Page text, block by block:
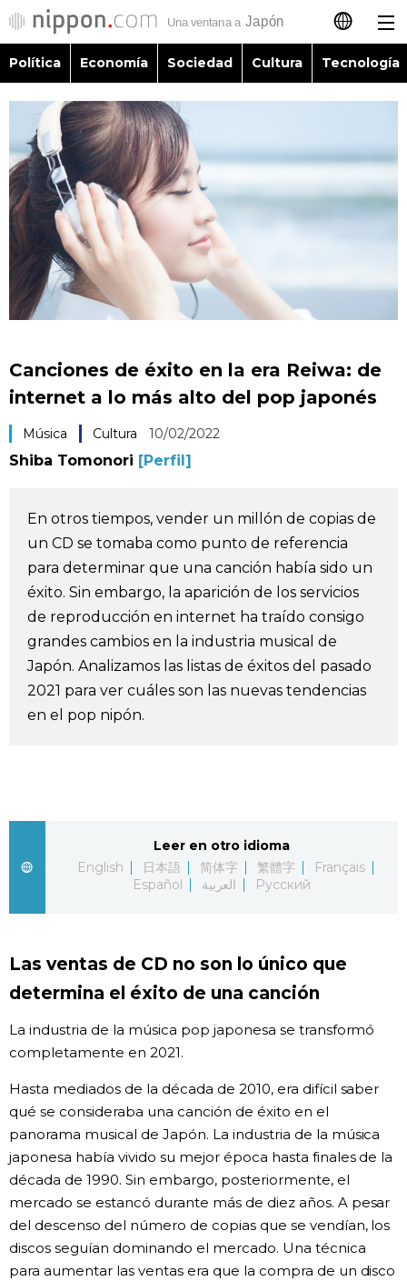
日本語
简体字
العربية
Política
Economía
Sociedad
Tecnología
Vida
Vídeos e imágenes
En profundidad
Más
Noticias
Avisos
official SNS
Política Economía Sociedad Cultura Tecnología
Canciones de éxito en la era Reiwa: de
internet a lo más alto del pop japonés
Música Cultura 10/02/2022
Shiba Tomonori [Perfil]
En otros tiempos, vender un millón de copias de
un CD se tomaba como punto de referencia
para determinar que una canción había sido un
éxito. Sin embargo, la aparición de los servicios
de reproducción en internet ha traído consigo
grandes cambios en la industria musical de
Japón. Analizamos las listas de éxitos del pasado
2021 para ver cuáles son las nuevas tendencias
en el pop nipón.
Leer en otro idioma
English
日本語 简体字 繁體字
Français
Español
العربية Русский
Las ventas de CD no son lo único que
determina el éxito de una canción
La industria de la música pop japonesa se transformó
completamente en 2021.
Hasta mediados de la década de 2010, era difícil saber
qué se consideraba una canción de éxito en el
panorama musical de Japón. La industria de la música
japonesa había vivido su mejor época hasta finales de la
década de 1990. Sin embargo, posteriormente, el
mercado se estancó durante más de diez años. A pesar
del descenso del número de copias que se vendían, los
discos seguían dominando el mercado. Una técnica
para aumentar las ventas era que la compra de un disco